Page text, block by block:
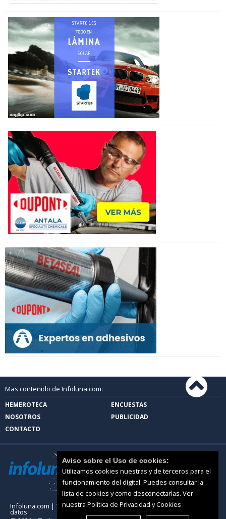
Mas contenido de Infoluna.com:
HEMEROTECA
ENCUESTAS
NOSOTROS
PUBLICIDAD
CONTACTO
Infoluna.com | Términos de uso|Protección de
datos
Aviso sobre el Uso de cookies:
Utilizamos cookies nuestras y de terceros para el
funcionamiento del digital. Puedes consultar la
lista de cookies y como desconectarlas. Ver
nuestra Política de Privacidad y Cookies